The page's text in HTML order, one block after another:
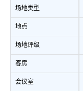
场地类型
地点
场地评级
客房
会议室